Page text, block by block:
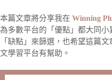
本篇文章將分享我在 Winning
為多數平台的「優點」都大同小
「缺點」來篩選，也希望這篇
文學習平台有幫助。